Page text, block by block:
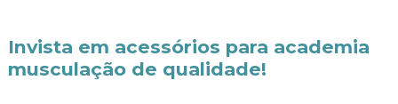
Invista em acessórios para academia
musculação de qualidade!